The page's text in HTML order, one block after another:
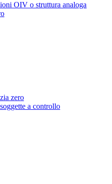
OIV o struttura analoga
zero
a controllo